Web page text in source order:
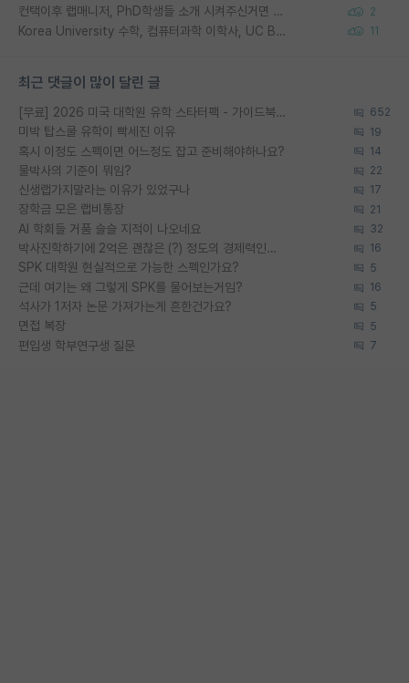
컨택이후 랩매니저, PhD학생들 소개 시켜주신거면 거의 컨펌에 가깝나요? 2
Korea University 수학, 컴퓨터과학 이학사, UC Berkeley 산업공학 대학원 공학박사가 되는 것은 쉽지 않겠죠? 11
최근 댓글이 많이 달린 글
[무료] 2026 미국 대학원 유학 스타터팩 - 가이드북 & 합격자 컨택메일 템플릿 652
미박 탑스쿨 유학이 빡세진 이유 19
혹시 이정도 스펙이면 어느정도 잡고 준비해야하나요? 14
물박사의 기준이 뭐임? 22
신생랩가지말라는 이유가 있었구나 17
장학금 모은 랩비통장 21
AI 학회들 거품 슬슬 지적이 나오네요 32
박사진학하기에 2억은 괜찮은 (?) 정도의 경제력인가요 16
SPK 대학원 현실적으로 가능한 스펙인가요? 5
근데 여기는 왜 그렇게 SPK를 물어보는거임? 16
석사가 1저자 논문 가져가는게 흔한건가요? 5
면접 복장 5
편입생 학부연구생 질문 7